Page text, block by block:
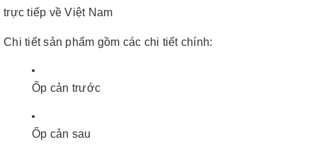
trực tiếp về Việt Nam
Chi tiết sản phẩm gồm các chi tiết chính:
Ốp cản trước
Ốp cản sau